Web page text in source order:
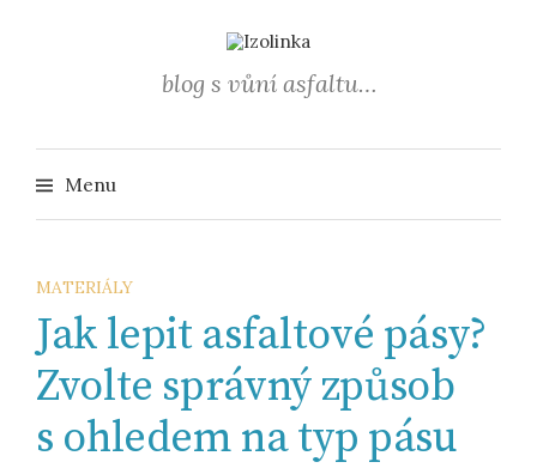
blog s vůní asfaltu…
Menu
MATERIÁLY
Jak lepit asfaltové pásy?
Zvolte správný způsob
s ohledem na typ pásu